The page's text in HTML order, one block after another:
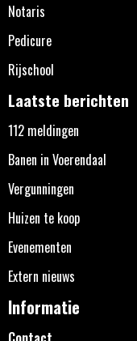
Notaris
Pedicure
Rijschool
Laatste berichten
112 meldingen
Banen in Voerendaal
Vergunningen
Huizen te koop
Evenementen
Extern nieuws
Informatie